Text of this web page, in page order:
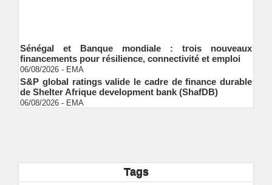
Sénégal et Banque mondiale : trois nouveaux
financements pour résilience, connectivité et emploi
06/08/2026 - EMA
S&P global ratings valide le cadre de finance durable
de Shelter Afrique development bank (ShafDB)
06/08/2026 -EMA
Industrialisation verte au Sénégal : comment
transparence locale, impact national
Ndakhté M. GAYE
Tags